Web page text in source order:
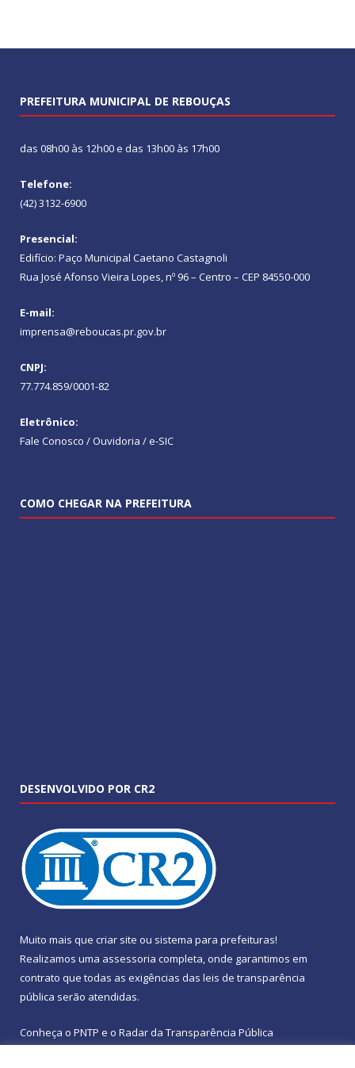
PREFEITURA MUNICIPAL DE REBOUÇAS
das 08h00 às 12h00 e das 13h00 às 17h00
Telefone:
(42) 3132-6900
Presencial:
Edifício: Paço Municipal Caetano Castagnoli
Rua José Afonso Vieira Lopes, nº 96 – Centro – CEP 84550-000
E-mail:
imprensa@reboucas.pr.gov.br
CNPJ:
77.774.859/0001-82
Eletrônico:
Fale Conosco / Ouvidoria / e-SIC
COMO CHEGAR NA PREFEITURA
DESENVOLVIDO POR CR2
Muito mais que criar site ou sistema para prefeituras!
Realizamos uma assessoria completa, onde garantimos em
contrato que todas as exigências das leis de transparência
pública serão atendidas.
Conheça o PNTP e o Radar da Transparência Pública